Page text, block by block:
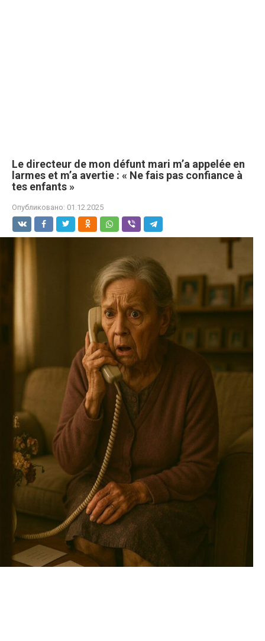
Le directeur de mon défunt mari m’a appelée en
larmes et m’a avertie : « Ne fais pas confiance à
tes enfants »
Опубликовано: 01.12.2025